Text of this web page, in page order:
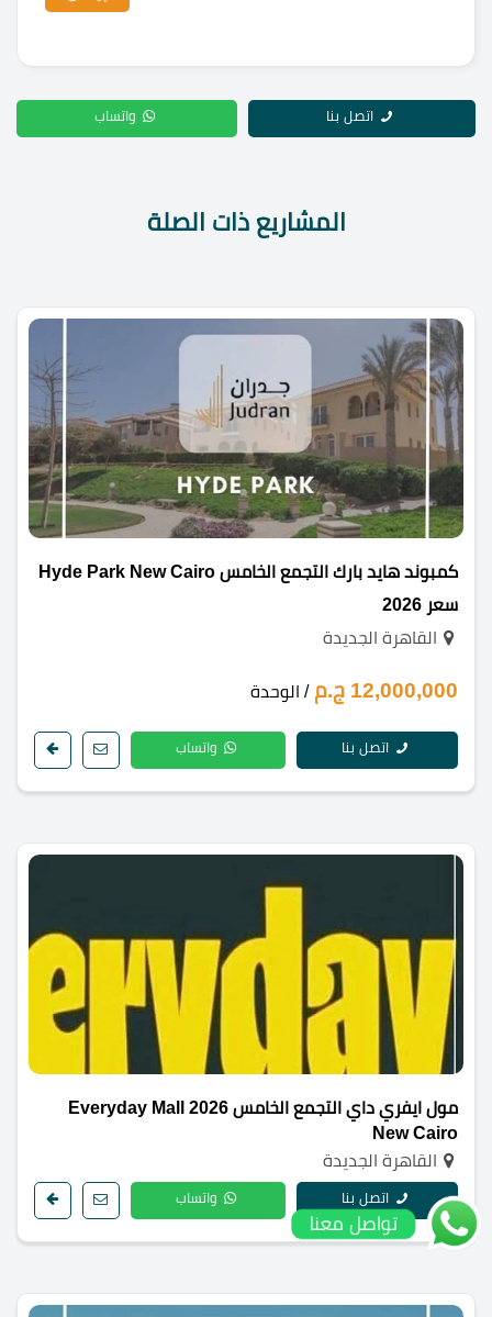
اتصل بنا واتساب
المشاريع ذات الصلة
كمبوند هايد بارك التجمع الخامس Hyde Park New Cairo
سعر 2026
القاهرة الجديدة
12,000,000 ج.م / الوحدة
اتصل بنا واتساب
مول ايفري داي التجمع الخامس 2026 Everyday Mall
New Cairo
القاهرة الجديدة
اتصل بنا واتساب
تواصل معنا